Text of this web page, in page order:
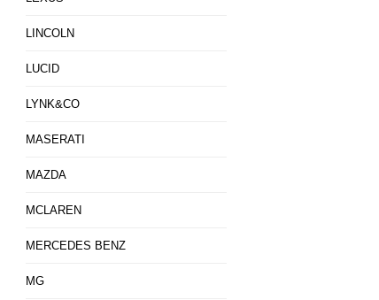
LINCOLN
LUCID
LYNK&CO
MASERATI
MAZDA
MCLAREN
MERCEDES BENZ
MG